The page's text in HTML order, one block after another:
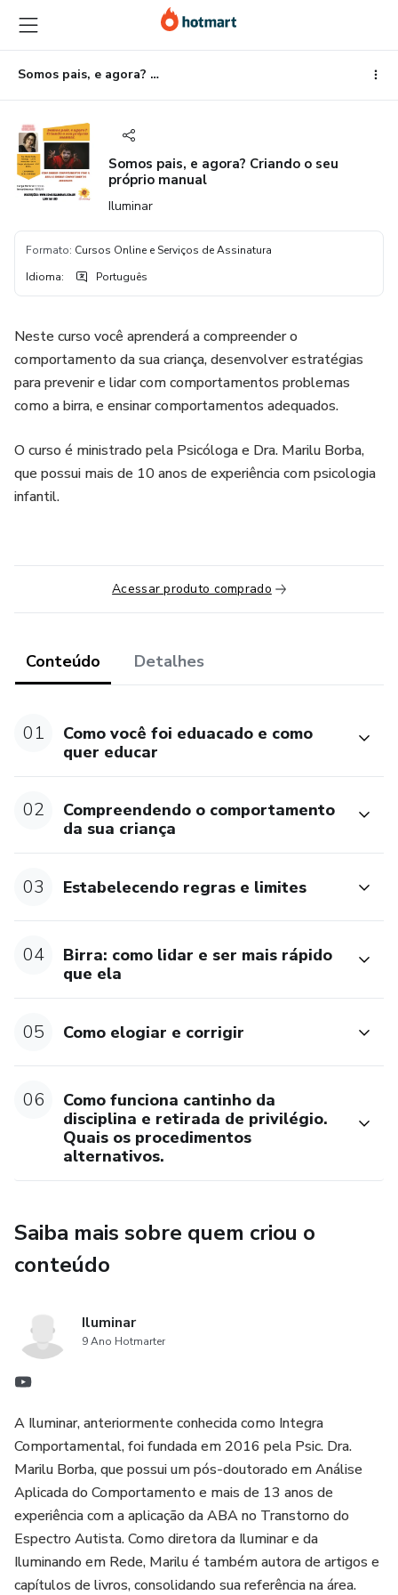
para
o
conteúdo
principal
para
o
pagamento
para
o
rodapé
Somos pais, e agora? Criando o seu próprio manual
Somos pais, e agora? Criando o seu
próprio manual
Iluminar
Formato: Cursos Online e Serviços de Assinatura
Idioma: Português
Neste curso você aprenderá a compreender o
comportamento da sua criança, desenvolver estratégias
para prevenir e lidar com comportamentos problemas
como a birra, e ensinar comportamentos adequados.
O curso é ministrado pela Psicóloga e Dra. Marilu Borba,
que possui mais de 10 anos de experiência com psicologia
infantil.
Acessar produto comprado
Conteúdo Detalhes
01
Como você foi eduacado e como
quer educar
02
Compreendendo o comportamento
da sua criança
03 Estabelecendo regras e limites
04
Birra: como lidar e ser mais rápido
que ela
05 Como elogiar e corrigir
06
Como funciona cantinho da
disciplina e retirada de privilégio.
Quais os procedimentos
alternativos.
Saiba mais sobre quem criou o
conteúdo
Iluminar
9 Ano Hotmarter
A Iluminar, anteriormente conhecida como Integra
Comportamental, foi fundada em 2016 pela Psic. Dra.
Marilu Borba, que possui um pós-doutorado em Análise
Aplicada do Comportamento e mais de 13 anos de
experiência com a aplicação da ABA no Transtorno do
Espectro Autista. Como diretora da Iluminar e da
Iluminando em Rede, Marilu é também autora de artigos e
capítulos de livros, consolidando sua referência na área.